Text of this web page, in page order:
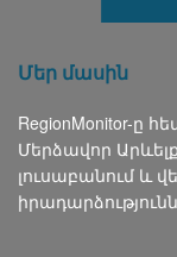
Մեր մասին
RegionMonitor-ը
Մերձավոր
լուսաբանում և